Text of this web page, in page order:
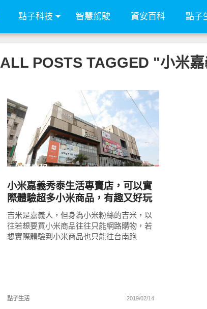
點子科技 智慧駕駛 資安百科 點子
ALL POSTS TAGGED "小米
READ
MORE
消費情報
小米嘉義秀泰生活專賣店，可以實
際體驗超多小米商品，有趣又好玩
吉米是嘉義人，但身為小米粉絲的吉米，以
往若想要買小米商品往往只能網路購物，若
想實際體驗到小米商品也只能往台南跑
點子生活 2019/02/14